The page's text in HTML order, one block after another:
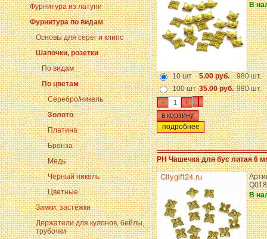
Фурнитура из латуни
Фурнитура по видам
Основы для серег и клипс
Шапочки, розетки
По видам
По цветам
Серебро/никель
Золото
Платина
Бронза
Медь
Чёрный никель
Цветные
Замки, застёжки
Держатели для кулонов, бейлы,
трубочки
В
10 шт 5.00 руб.
980 шт.
100 шт 35.00 руб. 980 шт.
- +
подробнее
PH Чашечка для бус литая 6
В